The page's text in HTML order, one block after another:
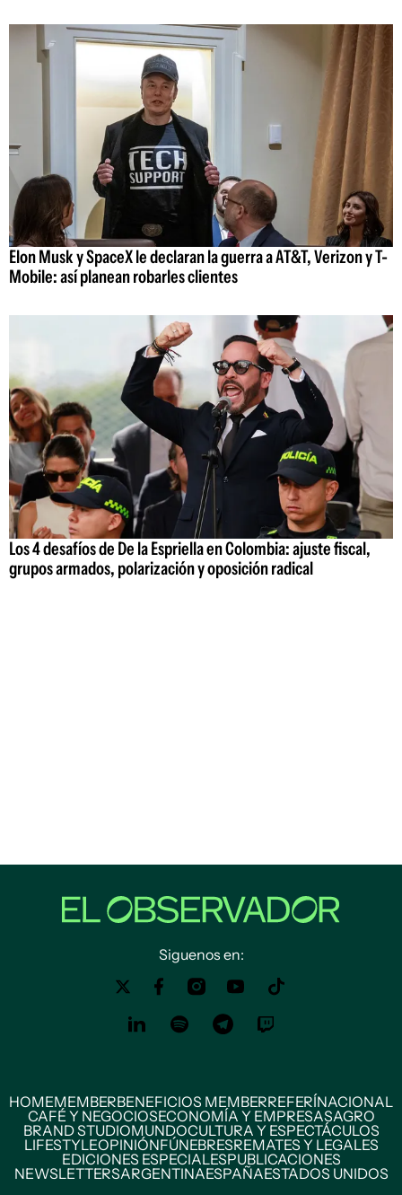
Elon Musk y SpaceX le declaran la guerra a AT&T, Verizon y T-
Mobile: así planean robarles clientes
Los 4 desafíos de De la Espriella en Colombia: ajuste fiscal,
grupos armados, polarización y oposición radical
Siguenos en:
HOMEMEMBERBENEFICIOS MEMBERREFERÍNACIONAL
CAFÉ Y NEGOCIOSECONOMÍA Y EMPRESASAGRO
BRAND STUDIOMUNDOCULTURA Y ESPECTÁCULOS
LIFESTYLEOPINIÓNFÚNEBRESREMATES Y LEGALES
EDICIONES ESPECIALESPUBLICACIONES
NEWSLETTERSARGENTINAESPAÑAESTADOS UNIDOS